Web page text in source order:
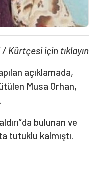
/ Kürtçesiiçin tıklayın
açıklamada,
Musa Orhan,
bulunan ve
tutuklu kalmıştı.